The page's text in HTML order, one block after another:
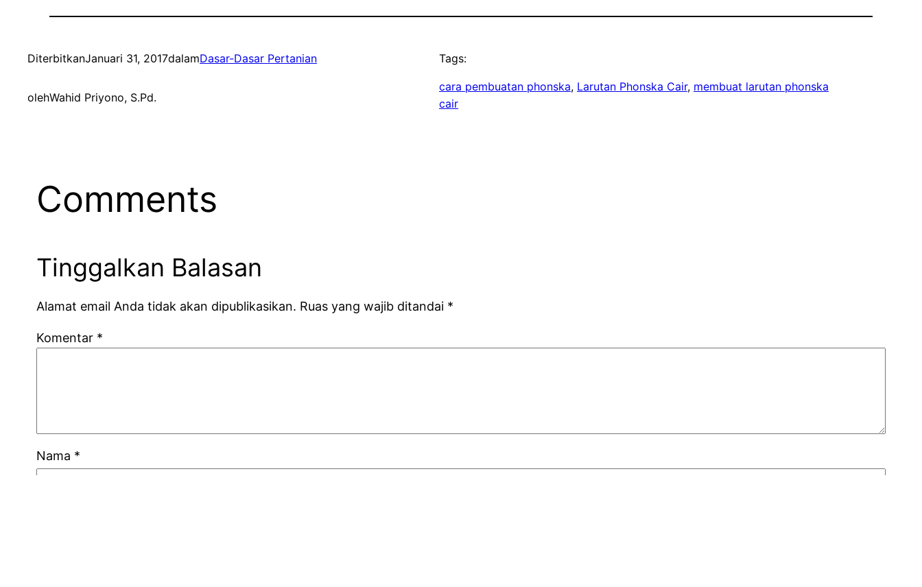
DiterbitkanJanuari 31, 2017dalamDasar-Dasar Pertanian
olehWahid Priyono, S.Pd.
Tags:
cara pembuatan phonska, Larutan Phonska Cair, membuat larutan phonska
cair
Comments
Tinggalkan Balasan
Alamat email Anda tidak akan dipublikasikan. Ruas yang wajib ditandai *
Komentar *
Nama *